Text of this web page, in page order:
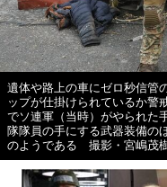
遺体や路上の車にゼロ秒信管
ップが仕掛けられているか警
でソ連軍（当時）がやられた
隊隊員の手にする武器装備の
のようである 撮影・宮嶋茂